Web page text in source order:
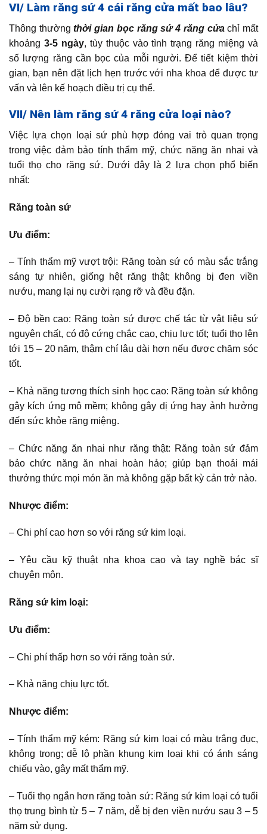
VI/ Làm răng sứ 4 cái răng cửa mất bao lâu?
Thông thườngthời gian bọc răng sứ 4 răng cửachỉ mất
khoảng 3-5 ngày, tùy thuộc vào tình trạng răng miệng và
số lượng răng cần bọc của mỗi người. Để tiết kiệm thời
gian, bạn nên đặt lịch hẹn trước với nha khoa để được tư
vấn và lên kế hoạch điều trị cụ thể.
VII/ Nên làm răng sứ 4 răng cửa loại nào?
Việc lựa chọn loại sứ phù hợp đóng vai trò quan trọng
trong việc đảm bảo tính thẩm mỹ, chức năng ăn nhai và
tuổi thọ cho răng sứ. Dưới đây là 2 lựa chọn phổ biến
nhất:
Răng toàn sứ
Ưu điểm:
– Tính thẩm mỹ vượt trội: Răng toàn sứ có màu sắc trắng
sáng tự nhiên, giống hệt răng thật; không bị đen viền
nướu, mang lại nụ cười rạng rỡ và đều đặn.
– Độ bền cao: Răng toàn sứ được chế tác từ vật liệu sứ
nguyên chất, có độ cứng chắc cao, chịu lực tốt; tuổi thọ lên
tới 15 – 20 năm, thậm chí lâu dài hơn nếu được chăm sóc
tốt.
– Khả năng tương thích sinh học cao: Răng toàn sứ không
gây kích ứng mô mềm; không gây dị ứng hay ảnh hưởng
đến sức khỏe răng miệng.
– Chức năng ăn nhai như răng thật: Răng toàn sứ đảm
bảo chức năng ăn nhai hoàn hảo; giúp bạn thoải mái
thưởng thức mọi món ăn mà không gặp bất kỳ cản trở nào.
Nhược điểm:
– Chi phí cao hơn so với răng sứ kim loại.
– Yêu cầu kỹ thuật nha khoa cao và tay nghề bác sĩ
chuyên môn.
Răng sứ kim loại:
Ưu điểm:
– Chi phí thấp hơn so với răng toàn sứ.
– Khả năng chịu lực tốt.
Nhược điểm:
– Tính thẩm mỹ kém: Răng sứ kim loại có màu trắng đục,
không trong; dễ lộ phần khung kim loại khi có ánh sáng
chiếu vào, gây mất thẩm mỹ.
– Tuổi thọ ngắn hơn răng toàn sứ: Răng sứ kim loại có tuổi
thọ trung bình từ 5 – 7 năm, dễ bị đen viền nướu sau 3 – 5
năm sử dụng.